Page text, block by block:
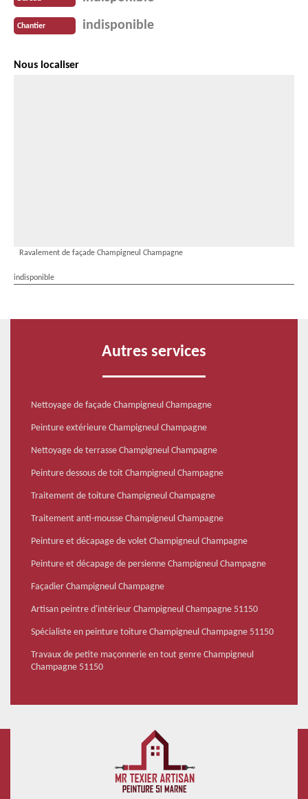
Chantier indisponible
Nous localiser
Ravalement de façade Champigneul Champagne
indisponible
Autres services
Nettoyage de façade Champigneul Champagne
Peinture extérieure Champigneul Champagne
Nettoyage de terrasse Champigneul Champagne
Peinture dessous de toit Champigneul Champagne
Traitement de toiture Champigneul Champagne
Traitement anti-mousse Champigneul Champagne
Peinture et décapage de volet Champigneul Champagne
Peinture et décapage de persienne Champigneul Champagne
Façadier Champigneul Champagne
Artisan peintre d'intérieur Champigneul Champagne 51150
Spécialiste en peinture toiture Champigneul Champagne 51150
Travaux de petite maçonnerie en tout genre Champigneul
Champagne 51150